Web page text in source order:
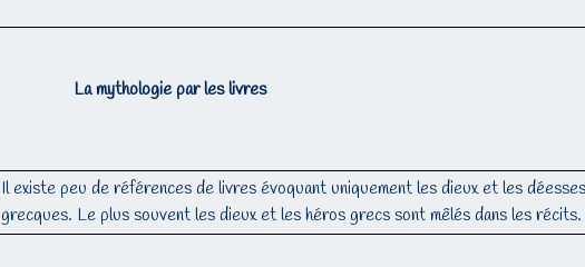
La mythologie par les livres
Il existe peu de références de livres évoquant uniquement les dieux et les déesses
grecques. Le plus souvent les dieux et les héros grecs sont mêlés dans les récits.